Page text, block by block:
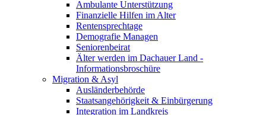
Ambulante Unterstützung
Finanzielle Hilfen im Alter
Rentensprechtage
Demografie Managen
Seniorenbeirat
Älter werden im Dachauer Land -
Informationsbroschüre
Migration & Asyl
Ausländerbehörde
Staatsangehörigkeit & Einbürgerung
Integration im Landkreis